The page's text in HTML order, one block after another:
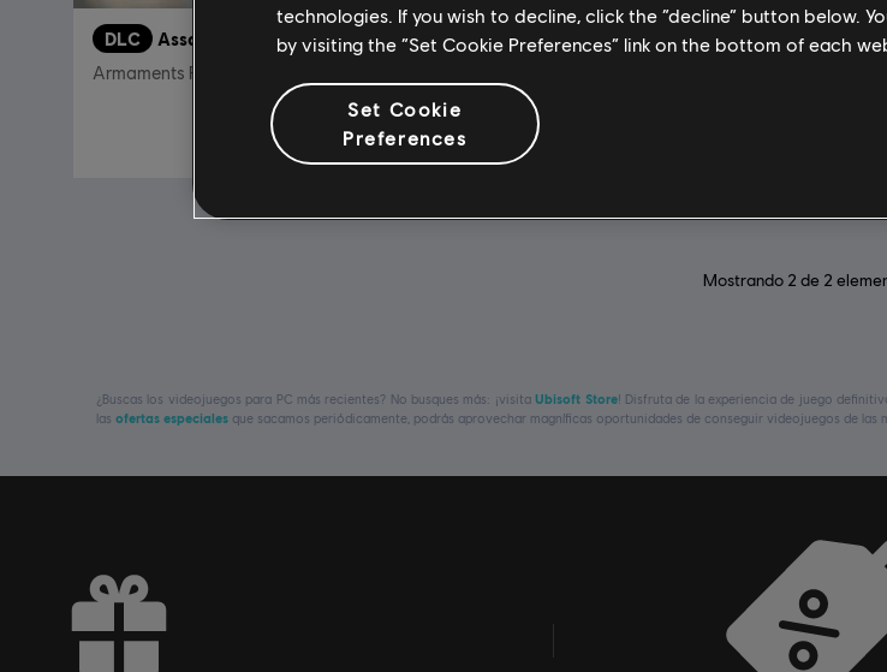
DLC Assassin’s Creed Unity
Armaments Pack
2,99 €
DLC Assassin’s Creed Unity
Mostrando 2 de 2
¿Buscas los videojuegos para PC más recientes? No busques más: ¡visitaUbisoft Store! Disfruta de la experiencia de juego
las ofertas especiales que sacamos periódicamente, podrás aprovechar magníficas oportunidades de conseguir videojuegos de las
technologies. If you wish to decline, click the “decline” button below.
by visiting the “Set Cookie Preferences” link on the bottom of each
Set Cookie
Preferences